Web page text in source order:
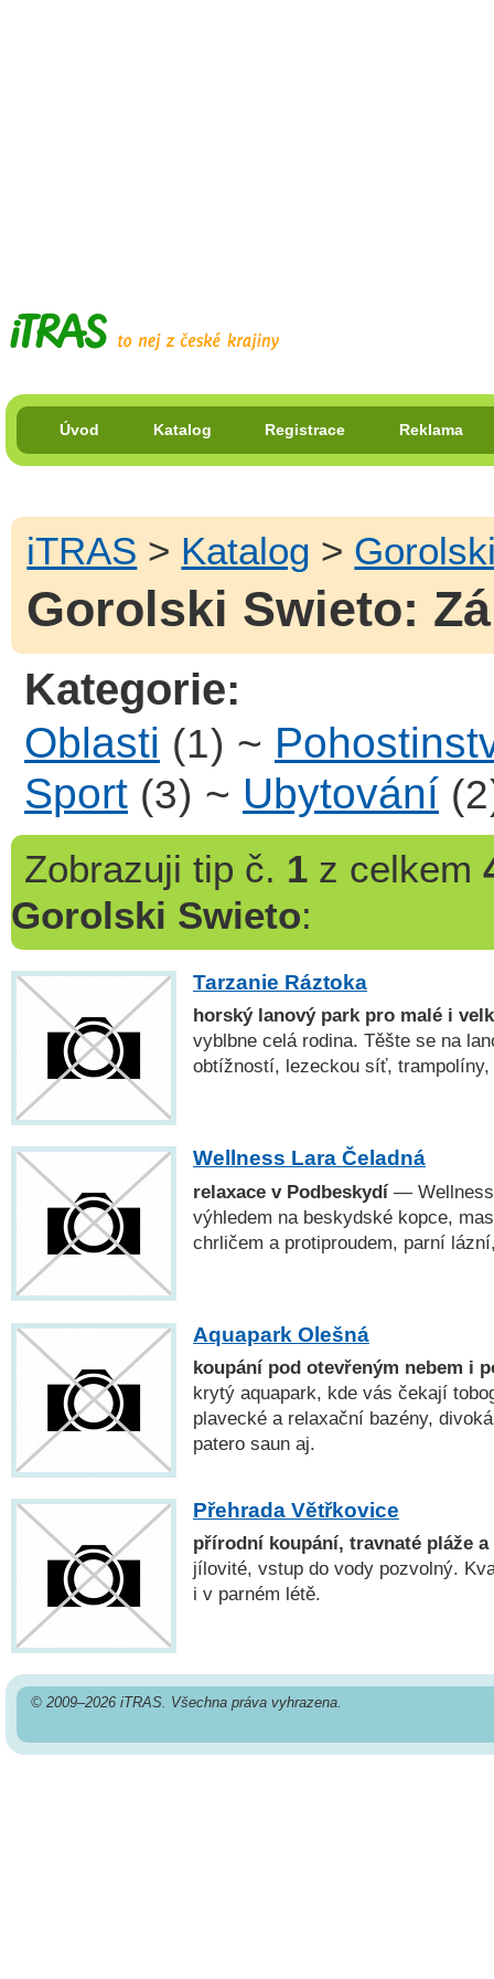
Úvod Katalog Registrace Reklama
iTRAS > Katalog >
Gorolski Swieto:
Kategorie:
Oblasti (1) ~
Sport (3) ~ Ubytování
Zobrazuji tip č. 1z celkem
Gorolski Swieto:
Tarzanie Ráztoka
horský lanový park pro malé i
vyblbne celá rodina. Těšte se na
obtížností, lezeckou síť, trampolíny,
Wellness Lara Čeladná
relaxace v Podbeskydí — Wellness
výhledem na beskydské kopce,
chrličem a protiproudem, parní
Aquapark Olešná
koupání pod otevřeným nebem i
krytý aquapark, kde vás čekají
plavecké a relaxační bazény,
patero saun aj.
Přehrada Větřkovice
přírodní koupání, travnaté pláže a
jílovité, vstup do vody pozvolný.
i v parném létě.
© 2009–2026 iTRAS. Všechna práva vyhrazena.